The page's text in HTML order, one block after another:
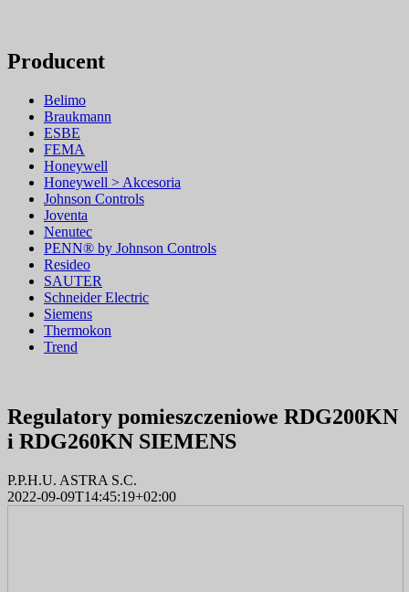
Producent
Belimo
Braukmann
ESBE
FEMA
Honeywell
Honeywell > Akcesoria
Johnson Controls
Joventa
Nenutec
PENN® by Johnson Controls
Resideo
SAUTER
Schneider Electric
Siemens
Thermokon
Trend
Regulatory pomieszczeniowe RDG200KN
i RDG260KN SIEMENS
P.P.H.U. ASTRA S.C.
2022-09-09T14:45:19+02:00